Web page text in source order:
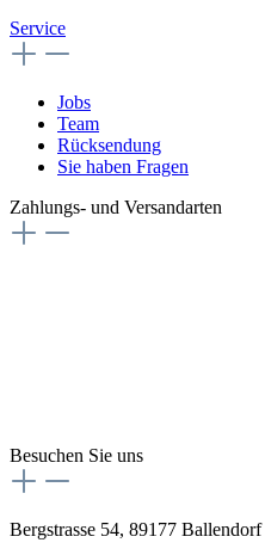
Service
Jobs
Team
Rücksendung
Sie haben Fragen
Zahlungs- und Versandarten
Besuchen Sie uns
Bergstrasse 54, 89177 Ballendorf